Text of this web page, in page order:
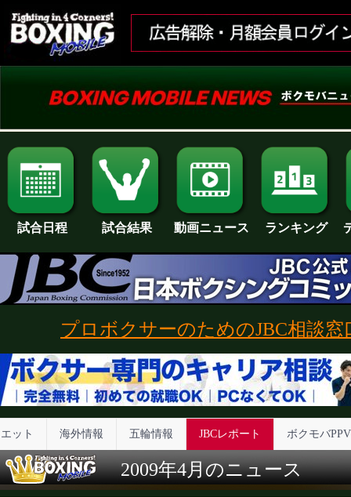
試合日程 試合結果 動画ニュース ランキング
プロボクサーのためのJBC相談窓
ット 海外情報 五輪情報 JBCレポート ボクモバPPV
2009年4月のニュース